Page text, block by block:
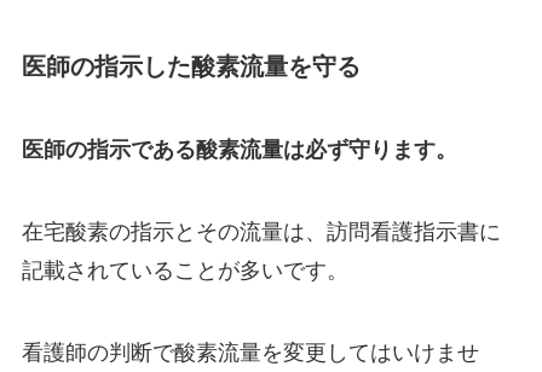
医師の指示した酸素流量を守る
医師の指示である酸素流量は必ず守ります。
在宅酸素の指示とその流量は、訪問看護指示書に
記載されていることが多いです。
看護師の判断で酸素流量を変更してはいけませ